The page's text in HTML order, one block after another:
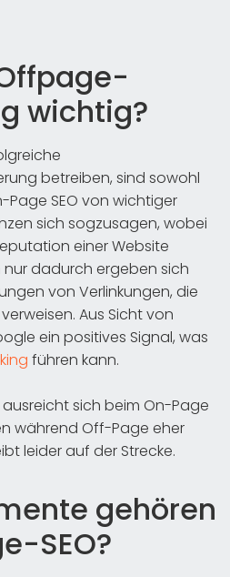
wichtig?
betreiben, sind sowohl
SEO von wichtiger
sich sogzusagen, wobei
einer Website
dadurch ergeben sich
von Verlinkungen, die
verweisen. Aus Sicht von
ein positives Signal, was
führen kann.
sich beim On-Page
während Off-Page eher
leider auf der Strecke.
gehören
SEO?